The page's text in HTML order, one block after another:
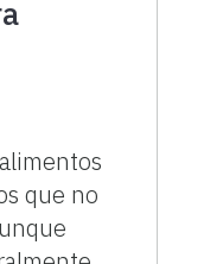
que no